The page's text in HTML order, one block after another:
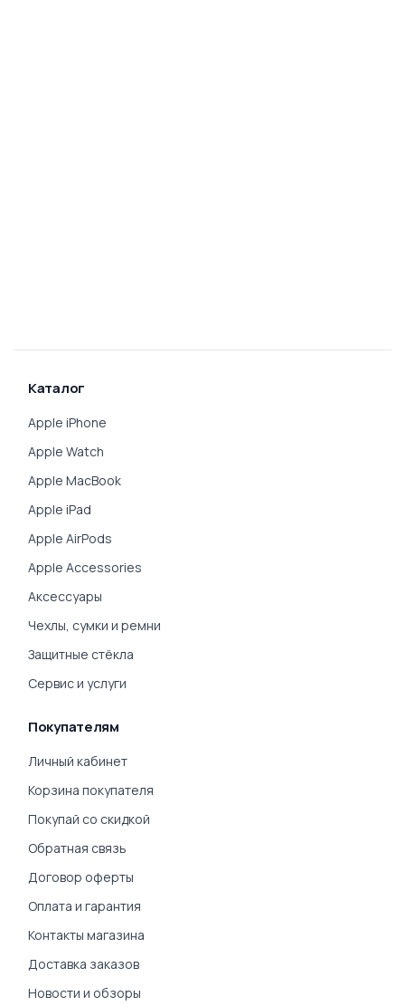
Каталог
Apple iPhone
Apple Watch
Apple MacBook
Apple iPad
Apple AirPods
Apple Accessories
Аксессуары
Чехлы, сумки и ремни
Защитные стёкла
Сервис и услуги
Покупателям
Личный кабинет
Корзина покупателя
Покупай со скидкой
Обратная связь
Договор оферты
Оплата и гарантия
Контакты магазина
Доставка заказов
Новости и обзоры